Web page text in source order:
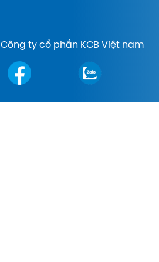
Công ty cổ phần KCB Việt nam